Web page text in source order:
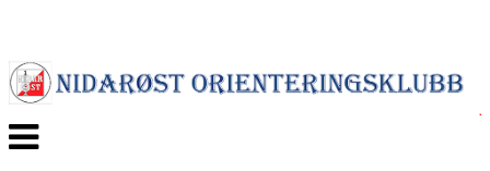
Veksle
navigasjon